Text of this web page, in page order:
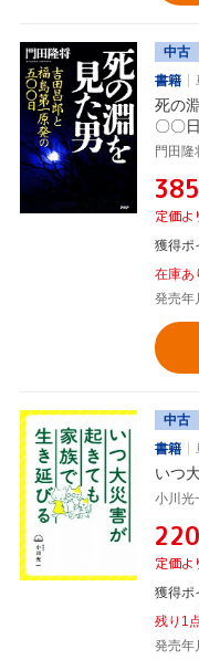
中古
書籍
死の
〇〇日
門田隆
¥385
定価よ
獲得ポ
在庫あ
発売年
中古
書籍
いつ
小川光
¥220
定価よ
獲得ポ
残り1
発売年